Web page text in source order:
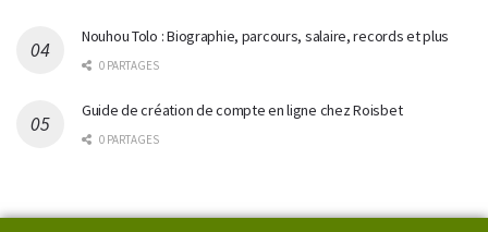
Nouhou Tolo : Biographie, parcours, salaire, records et plus
0 PARTAGES
Guide de création de compte en ligne chez Roisbet
0 PARTAGES